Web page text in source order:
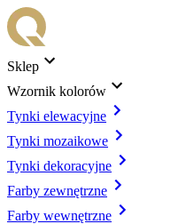
Sklep
Wzornik kolorów
Tynki elewacyjne
Tynki mozaikowe
Tynki dekoracyjne
Farby zewnętrzne
Farby wewnętrzne